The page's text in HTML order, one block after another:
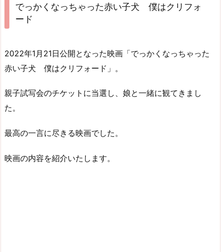
でっかくなっちゃった赤い子犬 僕はクリフォ
ード
2022年1月21日公開となった映画「でっかくなっちゃった
赤い子犬 僕はクリフォード」。
親子試写会のチケットに当選し、娘と一緒に観てきまし
た。
最高の一言に尽きる映画でした。
映画の内容を紹介いたします。